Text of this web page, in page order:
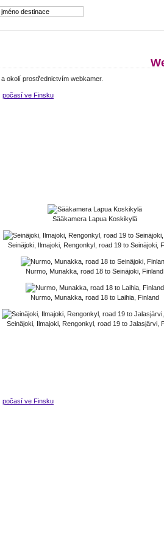
a okolí prostřednictvím webkamer.
počasí ve Finsku
Sääkamera Lapua Koskikylä
Seinäjoki, Ilmajoki, Rengonkyl, road 19 to Seinäjoki,
Nurmo, Munakka, road 18 to Seinäjoki, Finland
Nurmo, Munakka, road 18 to Laihia, Finland
Seinäjoki, Ilmajoki, Rengonkyl, road 19 to Jalasjärvi,
počasí ve Finsku